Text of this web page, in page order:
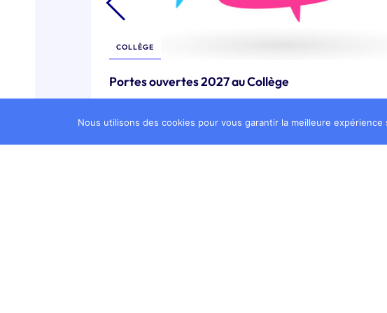
ÉCOLE
Atelier Cuisine : Samousa
Nous utilisons des cookies pour vous garantir la meilleure